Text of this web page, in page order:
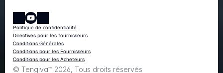
Politique de confidentialité
Directives pour les fournisseurs
Conditions Générales
Conditions pour les Fournisseurs
Conditions pour les Acheteurs
© Tengiva™ 2026, Tous droits réservés